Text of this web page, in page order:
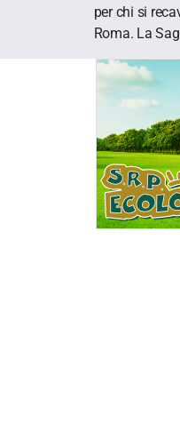
per chi si
Roma. La